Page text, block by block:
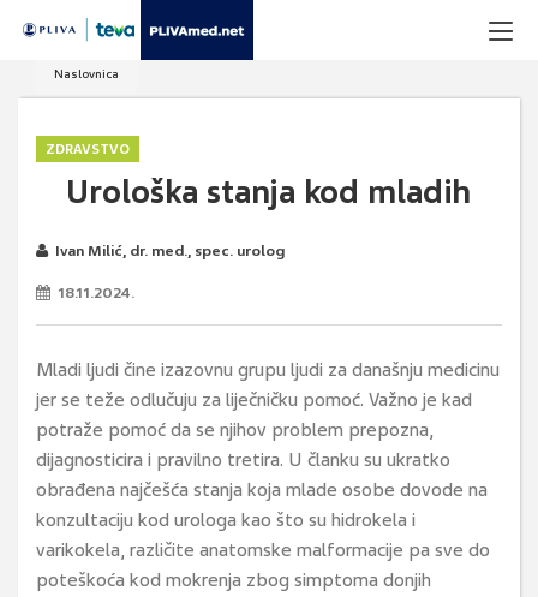
Naslovnica
ZDRAVSTVO
Urološka stanja kod mladih
Ivan Milić, dr. med., spec. urolog
18.11.2024.
Mladi ljudi čine izazovnu grupu ljudi za današnju medicinu
jer se teže odlučuju za liječničku pomoć. Važno je kad
potraže pomoć da se njihov problem prepozna,
dijagnosticira i pravilno tretira. U članku su ukratko
obrađena najčešća stanja koja mlade osobe dovode na
konzultaciju kod urologa kao što su hidrokela i
varikokela, različite anatomske malformacije pa sve do
poteškoća kod mokrenja zbog simptoma donjih